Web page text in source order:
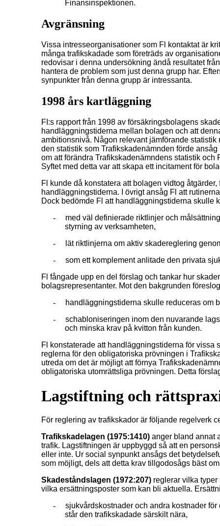
Finansinspektionen.
Avgränsning
Vissa intresseorganisationer som Fl kontaktat är
många trafikskadade som företräds av
redovisar i denna undersökning ändå resultatet
hantera de problem som just denna grupp har.
synpunkter från denna grupp är intressanta.
1998 års kartläggning
FI:s rapport från 1998 av försäkringsbolagens
handläggningstiderna mellan bolagen och att
ambitionsnivå. Någon relevant jämförande
den statistik som Trafikskadenämnden förde
om att förändra Trafikskadenämndens statistik
Syftet med detta var att skapa ett incitament för
Fl kunde då konstatera att bolagen vidtog
handläggningstiderna. I övrigt ansåg Fl att
Dock bedömde Fl att handläggningstiderna skulle
-
med väl definierade riktlinjer och
styrning av verksamheten,
-
lät riktlinjerna om aktiv skadereglering
-
som ett komplement anlitade den privata
Fl fångade upp en del förslag och tankar hur
bolagsrepresentanter. Mot den bakgrunden
-
handläggningstiderna skulle reduceras om
-
schabloniseringen inom den nuvarande
och minska krav på kvitton från kunden.
Fl konstaterade att handläggningstiderna för
reglerna för den obligatoriska prövningen i
utreda om det är möjligt att förnya
obligatoriska utomrättsliga prövningen. Detta
Lagstiftning och
För reglering av trafikskador är följande regelverk
Trafikskadelagen (1975:1410) anger bland annat
trafik. Lagstiftningen är uppbyggd så att en
eller inte. Ur social synpunkt ansågs det
som möjligt, dels att detta krav tillgodosågs bäst
Skadeståndslagen (1972:207) reglerar vilka
vilka ersättningsposter som kan bli aktuella.
-
sjukvårdskostnader och andra kostnader
står den trafikskadade särskilt nära,